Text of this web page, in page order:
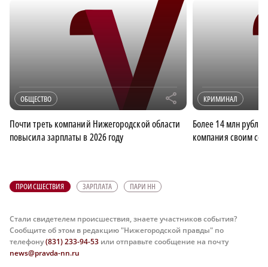
ОБЩЕСТВО r
Почти треть компаний Нижегородской области
повысила зарплаты в 2026 году
КРИМИНАЛ
Более 14 млн
компания своим
ПРОИСШЕСТВИЯ ЗАРПЛАТА ПАРИ НН
Стали свидетелем происшествия, знаете участников события?
Сообщите об этом в редакцию "Нижегородской правды" по
телефону(831) 233-94-53 или отправьте сообщение на почту
news@pravda-nn.ru